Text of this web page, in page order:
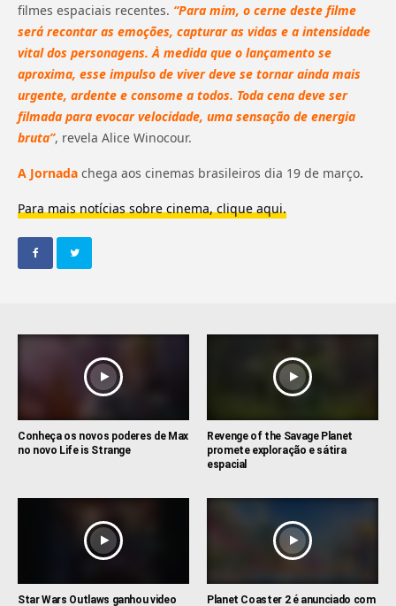
filmes espaciais recentes. “Para mim, o cerne deste filme
será recontar as emoções, capturar as vidas e a intensidade
vital dos personagens. À medida que o lançamento se
aproxima, esse impulso de viver deve se tornar ainda mais
urgente, ardente e consome a todos. Toda cena deve ser
filmada para evocar velocidade, uma sensação de energia
bruta”, revela Alice Winocour.
A Jornada chega aos cinemas brasileiros dia 19 de março.
Para mais notícias sobre cinema, clique aqui.
Conheça os novos poderes de Max
no novo Life is Strange
Revenge of the Savage Planet
promete exploração e sátira
espacial
Star Wars Outlaws ganhou video
Planet Coaster 2 é anunciado com